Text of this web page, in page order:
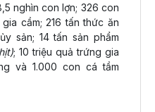
nghìn con lợn; 326 con
cầm; 216 tấn thức ăn
sản; 14 tấn sản phẩm
; 10 triệu quả trứng gia
và 1.000 con cá tầm